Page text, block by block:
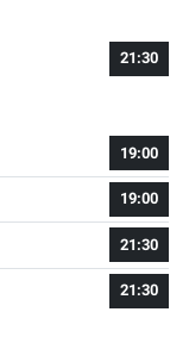
21:30
19:00
19:00
21:30
21:30